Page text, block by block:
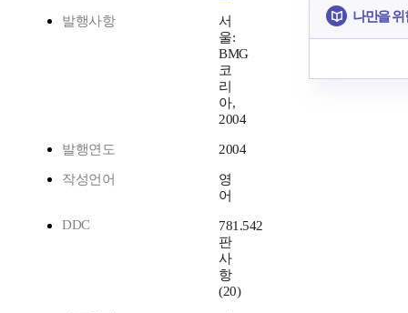
발행사항
서
울:
BMG
코
리
아,
2004
발행연도 2004
작성언어
영
어
DDC
781.542
판
사
항
(20)
나만을 위